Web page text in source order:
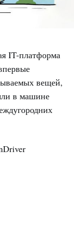
IT-платформа
вещей,
в машине